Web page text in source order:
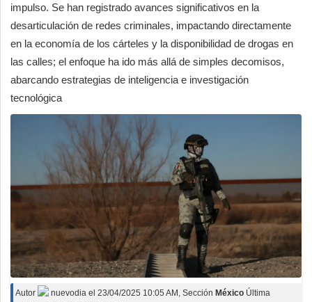
impulso. Se han registrado avances significativos en la
desarticulación de redes criminales, impactando directamente
en la economía de los cárteles y la disponibilidad de drogas en
las calles; el enfoque ha ido más allá de simples decomisos,
abarcando estrategias de inteligencia e investigación
tecnológica
Autor nuevodia el 23/04/2025 10:05 AM , Sección México Última